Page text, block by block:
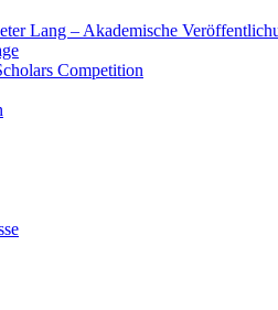
Lang – Akademische
Competition